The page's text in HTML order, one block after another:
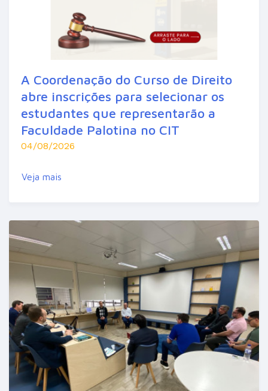
A Coordenação do Curso de Direito
abre inscrições para selecionar os
estudantes que representarão a
Faculdade Palotina no CIT
04/08/2026
Veja mais